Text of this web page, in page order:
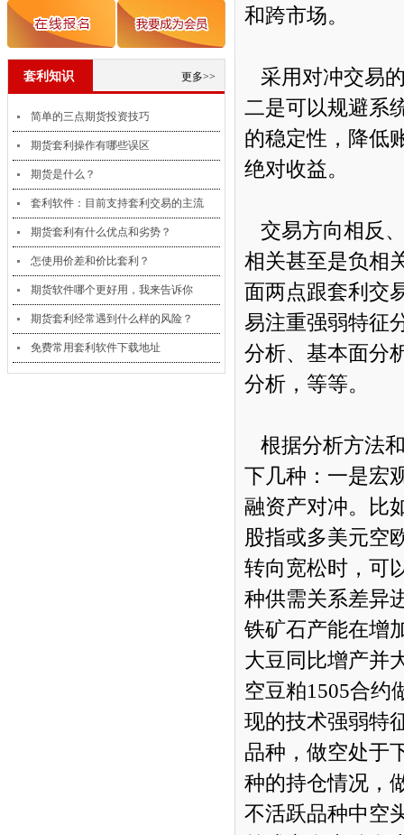
1 2 3
更多>>
套利知识
简单的三点期货投资技巧
期货套利操作有哪些误区
期货是什么？
套利软件：目前支持套利交易的主流
期货套利有什么优点和劣势？
怎使用价差和价比套利？
期货软件哪个更好用，我来告诉你
期货套利经常遇到什么样的风险？
免费常用套利软件下载地址
和跨市场。
采用对冲交易
二是可以规避系
的稳定性，降低
绝对收益。
交易方向相反
相关甚至是负相
面两点跟套利交
易注重强弱特征
分析、基本面分
分析，等等。
根据分析方法
下几种：一是宏
融资产对冲。比
股指或多美元空
转向宽松时，可
种供需关系差异
铁矿石产能在增
大豆同比增产并
空豆粕1505合约
现的技术强弱特
品种，做空处于
种的持仓情况，
不活跃品种中空